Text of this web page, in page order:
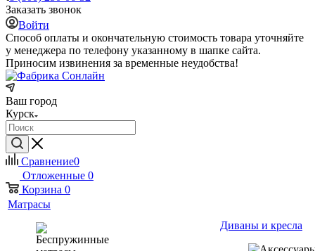
Заказать звонок
Войти
Способ оплаты и окончательную стоимость товара уточняйте
у менеджера по телефону указанному в шапке сайта.
Приносим извинения за временные неудобства!
Ваш город
Курск
Сравнение0
Отложенные 0
Корзина 0
Матрасы
Диваны и кресла